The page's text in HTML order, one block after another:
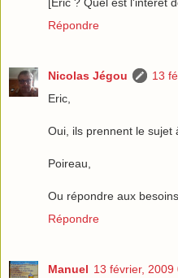
Répondre
Nicolas Jégou
13
Eric,
Oui, ils prennent le sujet
Poireau,
Ou répondre aux
Répondre
Manuel 13 février, 2009